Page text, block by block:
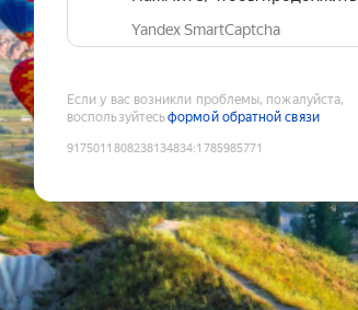
Yandex SmartCaptcha
Если у вас возникли проблемы, пожалуйста,
воспользуйтесьформой обратной связи
9175011808238134834:1785985771